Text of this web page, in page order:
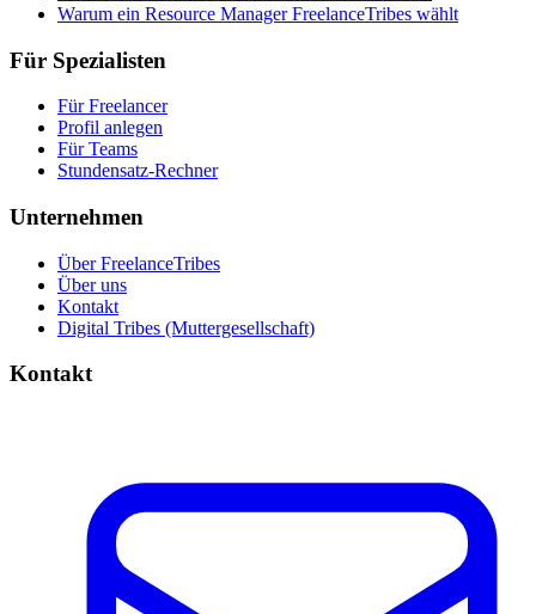
Warum ein Resource Manager FreelanceTribes wählt
Für Spezialisten
Für Freelancer
Profil anlegen
Für Teams
Stundensatz-Rechner
Unternehmen
Über FreelanceTribes
Über uns
Kontakt
Digital Tribes (Muttergesellschaft)
Kontakt